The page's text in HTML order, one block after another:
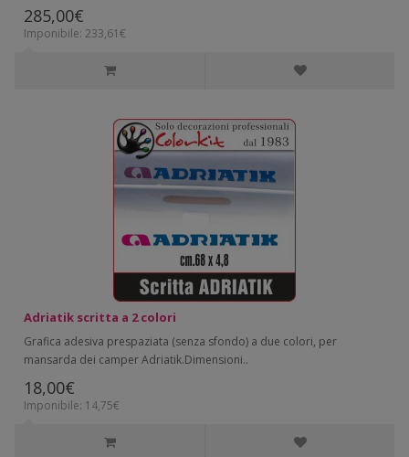
285,00€
Imponibile: 233,61€
Adriatik scritta a 2 colori
Grafica adesiva prespaziata (senza sfondo) a due colori, per
mansarda dei camper Adriatik.Dimensioni..
18,00€
Imponibile: 14,75€